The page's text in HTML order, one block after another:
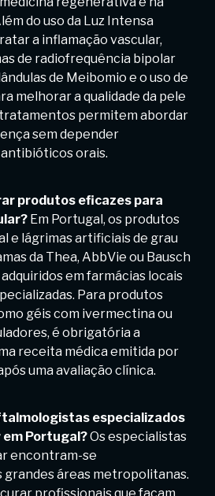
do uso da Luz Intensa
a inflamação vascular,
de radiofrequência bipolar
de Meibomio e o uso de
melhorar a qualidade da pele
tratamentos permitem abordar
sem depender
orais.
produtos eficazes para
Em Portugal, os produtos
e lágrimas artificiais de grau
da Thea, AbbVie ou Bausch
em farmácias locais
Para produtos
géis com ivermectina ou
é obrigatória a
receita médica emitida por
uma avaliação clínica.
especializados
em Portugal?Os especialistas
encontram-se
áreas metropolitanas.